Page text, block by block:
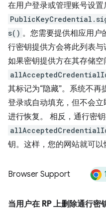
在用户登录或管理账号设置
s() 。您需要提供相应用户
行密钥提供方会将此列表与
如果密钥提供方在其存储
其标记为“隐藏”。系统不
登录或自动填充，但不会
进行恢复。 相反，通行密
钥。这样，您的网站就可以
Browser Support
当用户在 RP 上删除通行密